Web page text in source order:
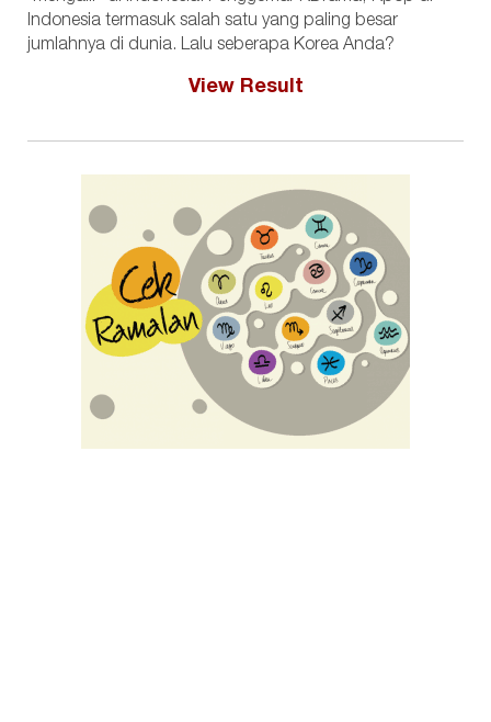
Indonesia termasuk salah satu yang paling besar
jumlahnya di dunia. Lalu seberapa Korea Anda?
View Result